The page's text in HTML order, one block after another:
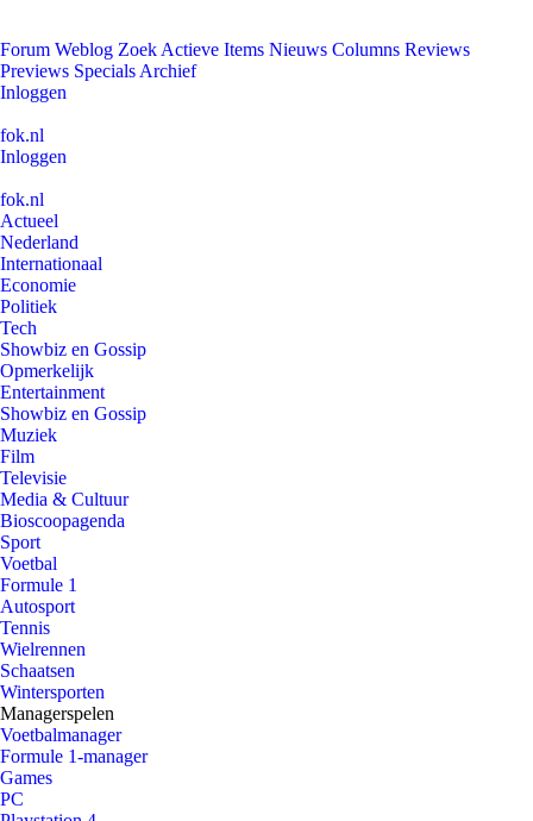
Forum Weblog Zoek Actieve Items Nieuws Columns Reviews
Previews Specials Archief
Inloggen
fok.nl
Inloggen
fok.nl
Actueel
Nederland
Internationaal
Economie
Politiek
Tech
Showbiz en Gossip
Opmerkelijk
Entertainment
Showbiz en Gossip
Muziek
Film
Televisie
Media & Cultuur
Bioscoopagenda
Sport
Voetbal
Formule 1
Autosport
Tennis
Wielrennen
Schaatsen
Wintersporten
Managerspelen
Voetbalmanager
Formule 1-manager
Games
PC